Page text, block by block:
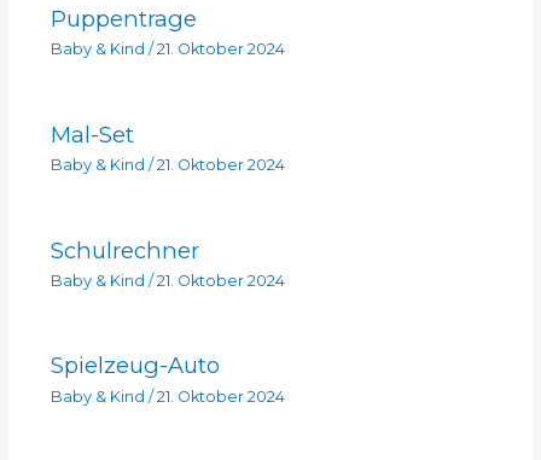
Puppentrage
Baby & Kind / 21. Oktober 2024
Mal-Set
Baby & Kind / 21. Oktober 2024
Schulrechner
Baby & Kind / 21. Oktober 2024
Spielzeug-Auto
Baby & Kind / 21. Oktober 2024